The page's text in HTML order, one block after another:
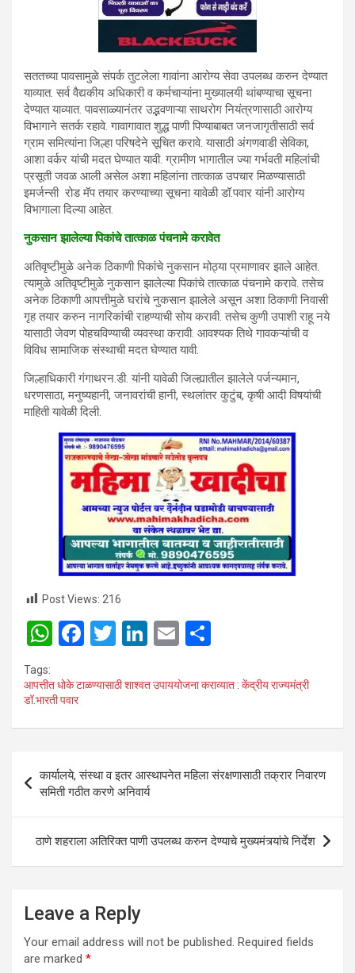
सततच्या पावसामुळे संपर्क तुटलेला गावांना आरोग्य सेवा उपलब्ध करुन देण्यात
याव्यात. सर्व वैद्यकीय अधिकारी व कर्मचाऱ्यांना मुख्यालयी थांबण्याचा सूचना
देण्यात याव्यात. पावसाळ्यानंतर उद्भवणाऱ्या साथरोग नियंत्रणासाठी आरोग्य
विभागाने सतर्क रहावे. गावागावात शुद्ध पाणी पिण्याबाबत जनजागृतीसाठी सर्व
ग्राम समित्यांना जिल्हा परिषदेने सूचित करावे. यासाठी अंगणवाडी सेविका,
आशा वर्कर यांची मदत घेण्यात यावी. ग्रामीण भागातील ज्या गर्भवती महिलांची
प्रसूती जवळ आली असेल अशा महिलांना तात्काळ उपचार मिळण्यासाठी
इमर्जन्सी रोड मॅप तयार करण्याच्या सूचना यावेळी डॉ.पवार यांनी आरोग्य
विभागाला दिल्या आहेत.
नुकसान झालेल्या पिकांचे तात्काळ पंचनामे करावेत
अतिवृष्टीमुळे अनेक ठिकाणी पिकांचे नुकसान मोठ्या प्रमाणावर झाले आहेत.
त्यामुळे अतिवृष्टीमुळे नुकसान झालेल्या पिकांचे तात्काळ पंचनामे करावे. तसेच
अनेक ठिकाणी आपत्तीमुळे घरांचे नुकसान झालेले असून अशा ठिकाणी निवासी
गृह तयार करुन नागरिकांची राहण्याची सोय करावी. तसेच कुणी उपाशी राहू नये
यासाठी जेवण पोहचविण्याची व्यवस्था करावी. आवश्यक तिथे गावकऱ्यांची व
विविध सामाजिक संस्थाची मदत घेण्यात यावी.
जिल्हाधिकारी गंगाथरन.डी. यांनी यावेळी जिल्ह्यातील झालेले पर्जन्यमान,
धरणसाठा, मनुष्यहानी, जनावरांची हानी, स्थलांतर कुटुंब, कृषी आदी विषयांची
माहिती यावेळी दिली.
Post Views: 216
W
at
s
A
p
p
F
ce
o
k
T
tt
Li
ke
n
E
ail ar
Tags:
आपत्तीत धोके टाळण्यासाठी शाश्वत उपाययोजना कराव्यात : केंद्रीय राज्यमंत्री
डॉ.भारती पवार
navigation
कार्यालये, संस्था व इतर आस्थापनेत महिला संरक्षणासाठी तक्रार निवारण
समिती गठीत करणे अनिवार्य
ठाणे शहराला अतिरिक्त पाणी उपलब्ध करुन देण्याचे मुख्यमंत्र्यांचे निर्देश
Leave a Reply
Your email address will not be published. Required fields
are marked *